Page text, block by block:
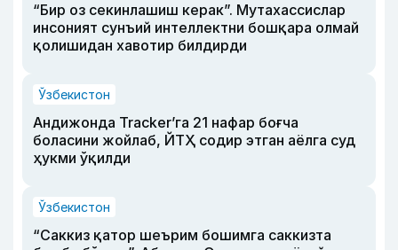
“Бир оз секинлашиш керак”. Мутахассислар
инсоният сунъий интеллектни бошқара олмай
қолишидан хавотир билдирди
Ўзбекистон
Андижонда Tracker’га 21 нафар боғча
боласини жойлаб, ЙТҲ содир этган аёлга суд
ҳукми ўқилди
Ўзбекистон
“Саккиз қатор шеърим бошимга саккизта